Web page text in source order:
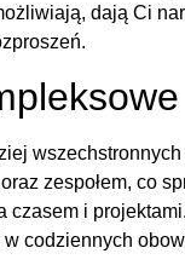
dają Ci
zespołem, co
czasem i
codziennych